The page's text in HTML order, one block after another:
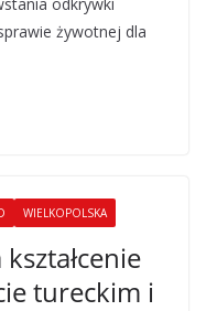
żywotnej dla
WIELKOPOLSKA
tureckim i